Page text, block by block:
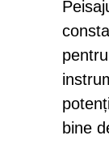
bine